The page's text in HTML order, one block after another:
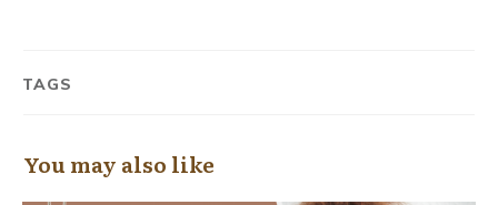
TAGS
You may also like